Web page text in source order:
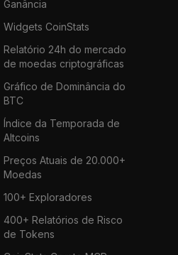
Ganância
Widgets CoinStats
Relatório 24h do mercado
de moedas criptográficas
Gráfico de Dominância do
BTC
Índice da Temporada de
Altcoins
Preços Atuais de 20.000+
Moedas
100+ Exploradores
400+ Relatórios de Risco
de Tokens